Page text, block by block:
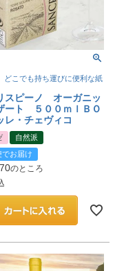
どこでも持ち運びに便利な紙
スピーノ オーガニッ
ト ５００ｍｌＢＯ
レ・チェヴィコ
自然派
でお届け
のところ